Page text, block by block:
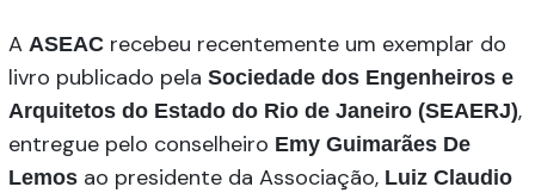
AASEAC recebeu recentemente um exemplar do
livro publicado pelaSociedade dos Engenheiros e
Arquitetos do Estado do Rio de Janeiro (SEAERJ),
entregue pelo conselheiro Emy Guimarães De
Lemos ao presidente da Associação, Luiz Claudio